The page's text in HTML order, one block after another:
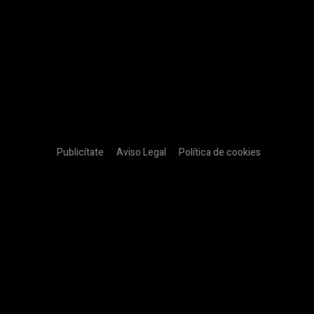
Publicítate Aviso Legal Política de cookies